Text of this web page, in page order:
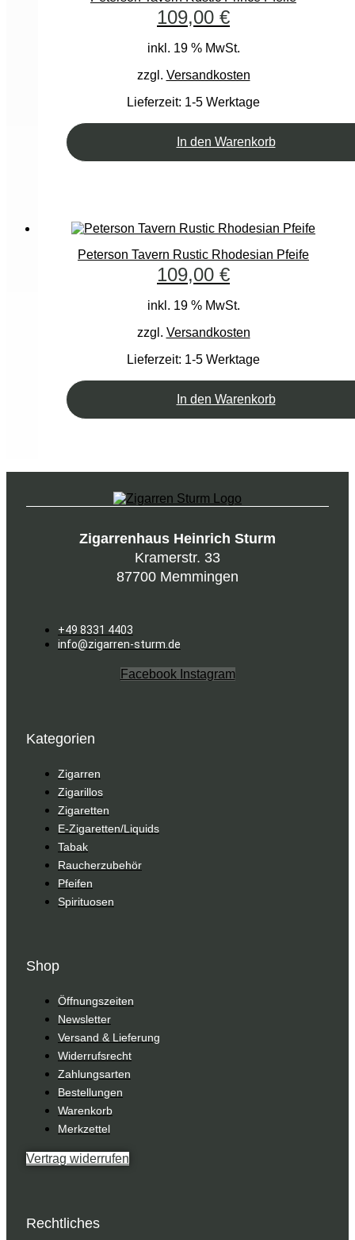
109,00 €
inkl. 19 % MwSt.
zzgl. Versandkosten
Lieferzeit: 1-5 Werktage
In den Warenkorb
Peterson Tavern Rustic Rhodesian Pfeife
109,00 €
inkl. 19 % MwSt.
zzgl. Versandkosten
Lieferzeit: 1-5 Werktage
In den Warenkorb
Zigarrenhaus Heinrich Sturm
Kramerstr. 33
87700 Memmingen
+49 8331 4403
info@zigarren-sturm.de
Facebook Instagram
Kategorien
Zigarren
Zigarillos
Zigaretten
E-Zigaretten/Liquids
Tabak
Raucherzubehör
Pfeifen
Spirituosen
Shop
Öffnungszeiten
Newsletter
Versand & Lieferung
Widerrufsrecht
Zahlungsarten
Bestellungen
Warenkorb
Merkzettel
Vertrag widerrufen
Rechtliches